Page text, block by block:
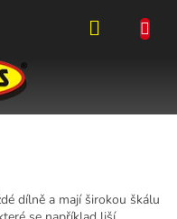
dílně a mají širokou škálu